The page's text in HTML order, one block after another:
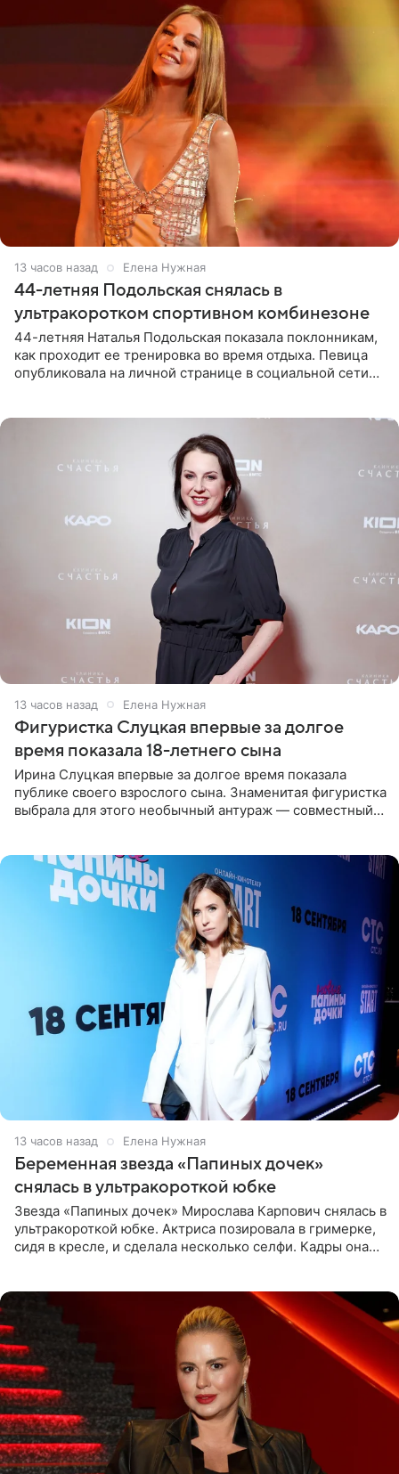
13 часов назад Елена Нужная
44-летняя Подольская снялась в
ультракоротком спортивном комбинезоне
44-летняя Наталья Подольская показала поклонникам,
как проходит ее тренировка во время отдыха. Певица
опубликовала на личной странице в социальной сети
13 часов назад Елена Нужная
Фигуристка Слуцкая впервые за долгое
время показала 18-летнего сына
Ирина Слуцкая впервые за долгое время показала
публике своего взрослого сына. Знаменитая фигуристка
выбрала для этого необычный антураж — совместный
13 часов назад Елена Нужная
Беременная звезда «Папиных дочек»
снялась в ультракороткой юбке
Звезда «Папиных дочек» Мирослава Карпович снялась в
ультракороткой юбке. Актриса позировала в гримерке,
сидя в кресле, и сделала несколько селфи. Кадры она